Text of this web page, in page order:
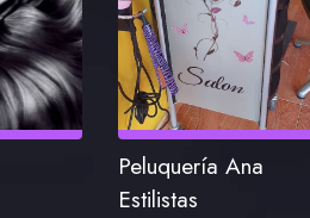
Peluquería Ana
Estilistas